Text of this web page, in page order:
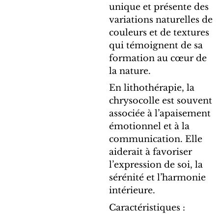
unique et présente des
variations naturelles de
couleurs et de textures
qui témoignent de sa
formation au cœur de
la nature.
En lithothérapie, la
chrysocolle est souvent
associée à l’apaisement
émotionnel et à la
communication. Elle
aiderait à favoriser
l’expression de soi, la
sérénité et l’harmonie
intérieure.
Caractéristiques :